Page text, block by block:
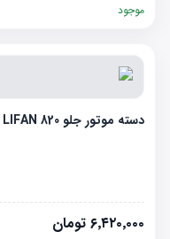
موجود
دسته موتور جلو LIFAN 820
۶٬۴۲۰٬۰۰۰ تومان